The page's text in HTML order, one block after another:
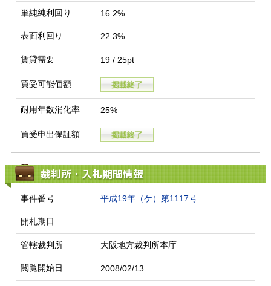
単純純利回り 16.2%
表面利回り 22.3%
賃貸需要 19 / 25pt
買受可能価額
耐用年数消化率 25%
買受申出保証額
裁判所・入札期間情報
事件番号 平成19年（ケ）第1117号
開札期日
管轄裁判所 大阪地方裁判所本庁
閲覧開始日 2008/02/13